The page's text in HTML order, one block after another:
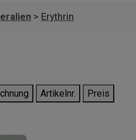
> Erythrin
Artikelnr.
Preis